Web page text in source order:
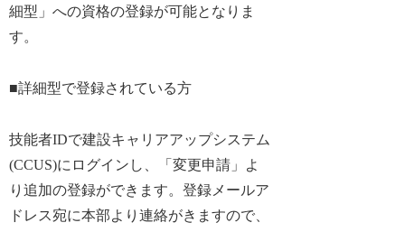
細型」への資格の登録が可能となりま
す。
■詳細型で登録されている方
技能者IDで建設キャリアアップシステム
(CCUS)にログインし、「変更申請」よ
り追加の登録ができます。登録メールア
ドレス宛に本部より連絡がきますので、